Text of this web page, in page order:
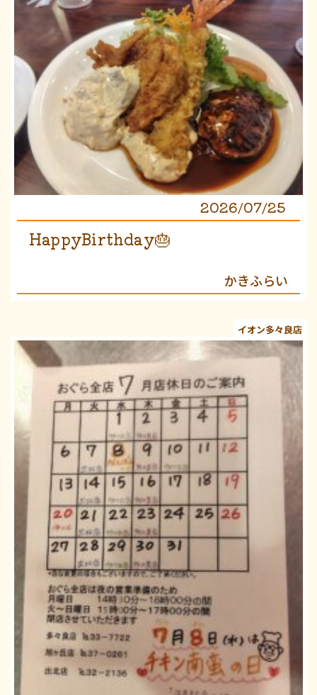
2026/07/25
HappyBirthday🎂
かきふらい
イオン多々良店